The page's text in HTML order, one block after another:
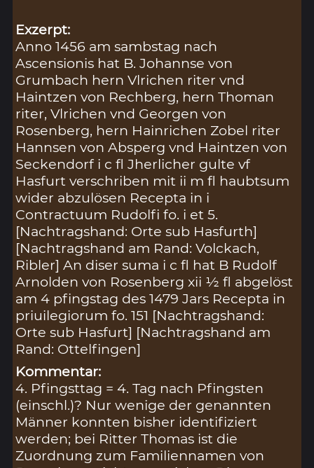
Exzerpt:
Anno 1456 am sambstag nach
Ascensionis hat B. Johannse von
Grumbach hern Vlrichen riter vnd
Haintzen von Rechberg, hern Thoman
riter, Vlrichen vnd Georgen von
Rosenberg, hern Hainrichen Zobel riter
Hannsen von Absperg vnd Haintzen von
Seckendorf i c fl Jherlicher gulte vf
Hasfurt verschriben mit ii m fl haubtsum
wider abzulösen Recepta in i
Contractuum Rudolfi fo. i et 5.
[Nachtragshand: Orte sub Hasfurth]
[Nachtragshand am Rand: Volckach,
Ribler] An diser suma i c fl hat B Rudolf
Arnolden von Rosenberg xii ½ fl abgelöst
am 4 pfingstag des 1479 Jars Recepta in
priuilegiorum fo. 151 [Nachtragshand:
Orte sub Hasfurt] [Nachtragshand am
Rand: Ottelfingen]
Kommentar:
4. Pfingsttag = 4. Tag nach Pfingsten
(einschl.)? Nur wenige der genannten
Männer konnten bisher identifiziert
werden; bei Ritter Thomas ist die
Zuordnung zum Familiennamen von